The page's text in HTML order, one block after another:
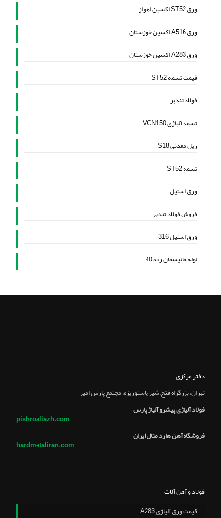
ورق ST52 اکسین اهواز
ورق A516 اکسین خوزستان
ورق A283 اکسین خوزستان
قیمت تسمه ST52
فولاد تندبر
تسمه آلیاژی VCN150
ریل معدنی S18
تسمه ST52
ورق استیل
فروش فولاد تندبر
ورق استیل 316
لوله مانیسمان رده 40
دفتر مرکزی
تهران، بزرگراه فتح, شير پاستوريزه، مجتمع پارس امير
فولاد آلیاژی پیشرو آلیاژ پارس
pishroaliazh.com
فروشگاه آهن هارد متال ایران
hardmetaliran.com
فولاد و آهن آلات
قیمت ورق آلیاژی A283